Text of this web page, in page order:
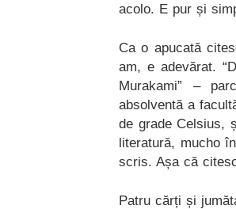
acolo. E pur și
Ca o apucată
am, e adevărat.
Murakami” –
absolventă a
de grade Celsius,
literatură, mucho
scris. Așa că
Patru cărți și